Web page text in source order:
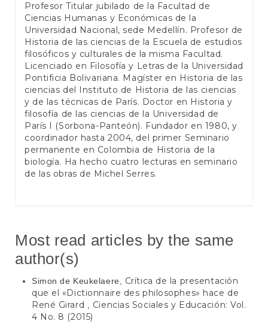
Profesor Titular jubilado de la Facultad de
Ciencias Humanas y Económicas de la
Universidad Nacional, sede Medellín. Profesor de
Historia de las ciencias de la Escuela de estudios
filosóficos y culturales de la misma Facultad.
Licenciado en Filosofía y Letras de la Universidad
Pontificia Bolivariana. Magíster en Historia de las
ciencias del Instituto de Historia de las ciencias
y de las técnicas de París. Doctor en Historia y
filosofía de las ciencias de la Universidad de
París I (Sorbona-Panteón). Fundador en 1980, y
coordinador hasta 2004, del primer Seminario
permanente en Colombia de Historia de la
biología. Ha hecho cuatro lecturas en seminario
de las obras de Michel Serres.
Most read articles by the same
author(s)
Simon de Keukelaere, Crítica de la presentación
que el «Dictionnaire des philosophes» hace de
René Girard
Ciencias Sociales y Educación: Vol.
4 No. 8 (2015)